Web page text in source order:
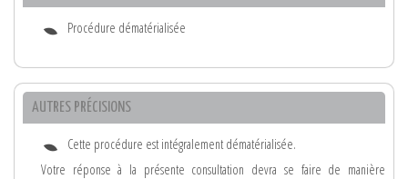
Procédure dématérialisée
AUTRES PRÉCISIONS
Cette procédure est intégralement dématérialisée.
Votre réponse à la présente consultation devra se faire de manière